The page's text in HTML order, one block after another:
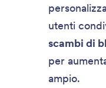
utenti
scambi di
per
ampio.